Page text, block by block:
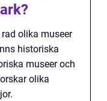
olika museer
historiska
museer och
olika